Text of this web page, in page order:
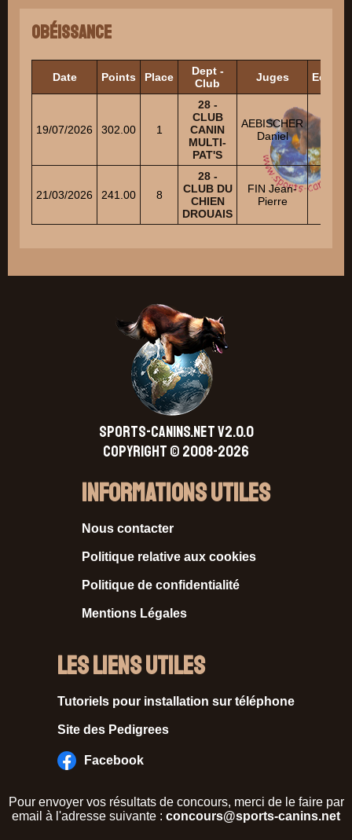
Obéissance
Date Points Place
Dept -
Club
Juges
19/07/2026 302.00 1
28 -
CLUB
CANIN
MULTI-
PAT'S
AEBISCHER
Daniel
21/03/2026 241.00 8
28 -
CLUB DU
CHIEN
DROUAIS
FIN Jean-
Pierre
SPORTS-CANINS.NET V2.0.0
Copyright © 2008-2026
Informations Utiles
Nous contacter
Politique relative aux cookies
Politique de confidentialité
Mentions Légales
Les liens utiles
Tutoriels pour installation sur téléphone
Site des Pedigrees
Facebook
Pour envoyer vos résultats de concours, merci de le faire par
email à l'adresse suivante : concours@sports-canins.net